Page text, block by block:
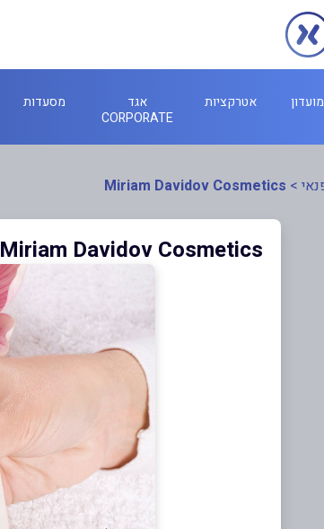
אטרקציות
אגד
CORPORATE
מסעדות
>
Miriam Davidov Cosmetics
Miriam Davidov Cosmetics